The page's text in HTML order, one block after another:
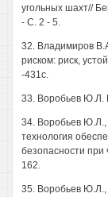
угольных шахт//
- С. 2 - 5.
32. Владимиров
риском: риск,
-431с.
33. Воробьев Ю.Л.
34. Воробьев Ю.Л.,
технология
безопасности
162.
35. Воробьев Ю.Л.,